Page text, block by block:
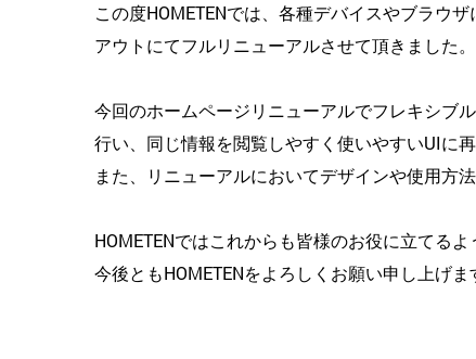
この度HOMETENでは、各種デバイスやブラウ
アウトにてフルリニューアルさせて頂きました。
今回のホームページリニューアルでフレキシブ
行い、同じ情報を閲覧しやすく使いやすいUIに
また、リニューアルにおいてデザインや使用方
HOMETENではこれからも皆様のお役に立てる
今後ともHOMETENをよろしくお願い申し上げま